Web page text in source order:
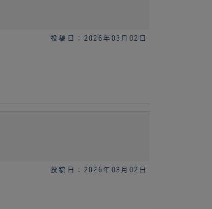
投稿日：2026年03月02日
投稿日：2026年03月02日